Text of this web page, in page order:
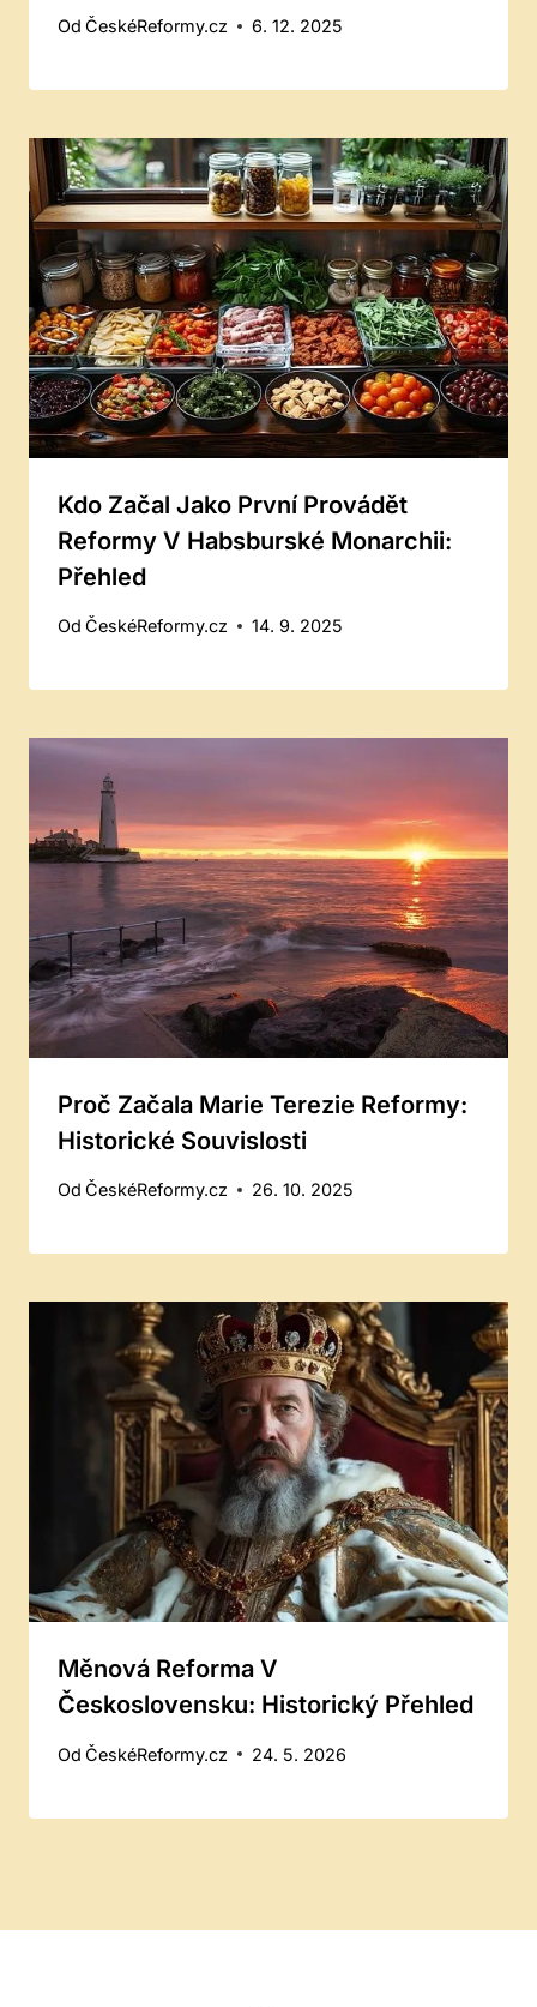
Od ČeskéReformy.cz 6. 12. 2025
Kdo Začal Jako První Provádět
Reformy V Habsburské Monarchii:
Přehled
Od ČeskéReformy.cz 14. 9. 2025
Proč Začala Marie Terezie Reformy:
Historické Souvislosti
Od ČeskéReformy.cz 26. 10. 2025
Měnová Reforma V
Československu: Historický Přehled
Od ČeskéReformy.cz 24. 5. 2026